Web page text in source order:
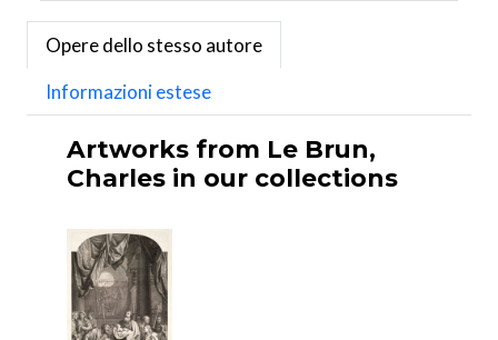
Opere dello stesso autore
Informazioni estese
Artworks from Le Brun,
Charles in our collections